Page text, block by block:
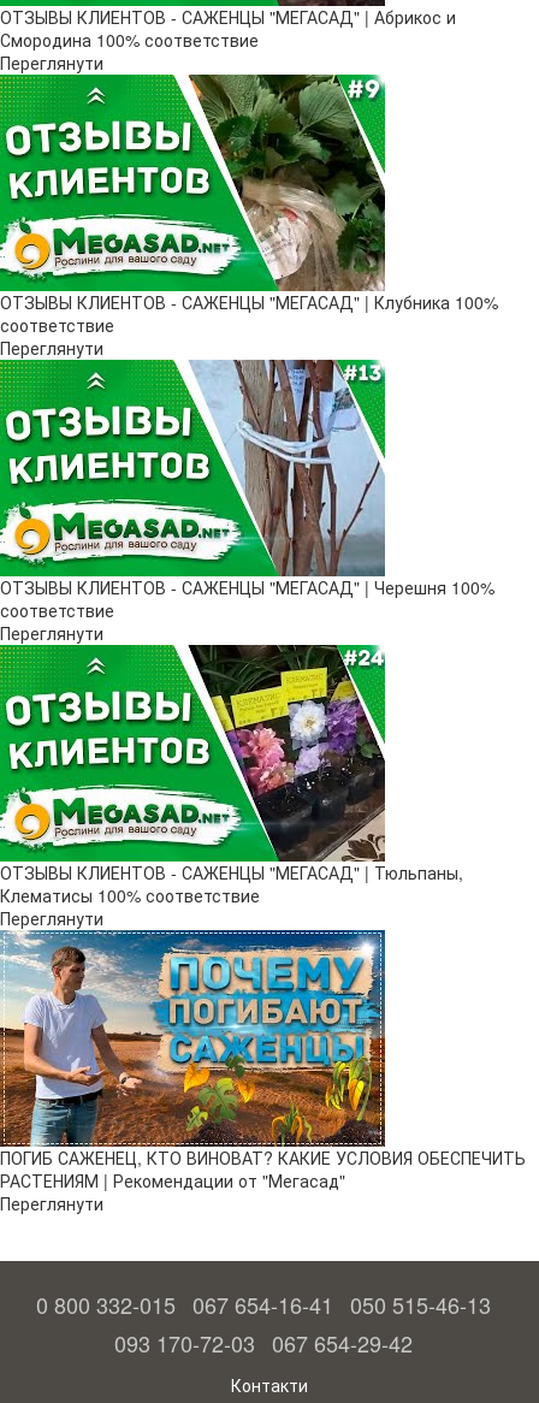
ОТЗЫВЫ КЛИЕНТОВ - САЖЕНЦЫ "МЕГАСАД" | Абрикос и
Смородина 100% соответствие
Переглянути
ОТЗЫВЫ КЛИЕНТОВ - САЖЕНЦЫ "МЕГАСАД" | Клубника 100%
соответствие
Переглянути
ОТЗЫВЫ КЛИЕНТОВ - САЖЕНЦЫ "МЕГАСАД" | Черешня 100%
соответствие
Переглянути
ОТЗЫВЫ КЛИЕНТОВ - САЖЕНЦЫ "МЕГАСАД" | Тюльпаны,
Клематисы 100% соответствие
Переглянути
ПОГИБ САЖЕНЕЦ, КТО ВИНОВАТ? КАКИЕ УСЛОВИЯ ОБЕСПЕЧИТЬ
РАСТЕНИЯМ | Рекомендации от "Мегасад"
Переглянути
0 800 332-015 067 654-16-41
050 515-46-13
093 170-72-03 067 654-29-42
Контакти